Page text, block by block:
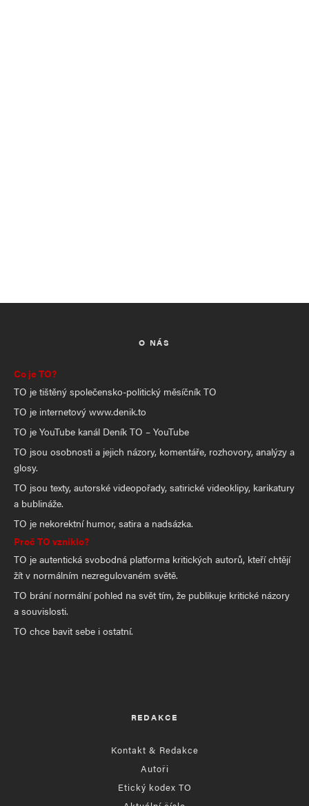
O NÁS
Co je TO?
TO je tištěný společensko-politický měsíčník TO
TO je internetový www.denik.to
TO je YouTube kanál Deník TO – YouTube
TO jsou osobnosti a jejich názory, komentáře, rozhovory, analýzy a
glosy.
TO jsou texty, autorské videopořady, satirické videoklipy, karikatury
a bublináže.
TO je nekorektní humor, satira a nadsázka.
Proč TO vzniklo?
TO je autentická svobodná platforma kritických autorů, kteří chtějí
žít v normálním nezregulovaném světě.
TO brání normální pohled na svět tím, že publikuje kritické názory
a souvislosti.
TO chce bavit sebe i ostatní.
REDAKCE
Kontakt & Redakce
Autoři
Etický kodex TO